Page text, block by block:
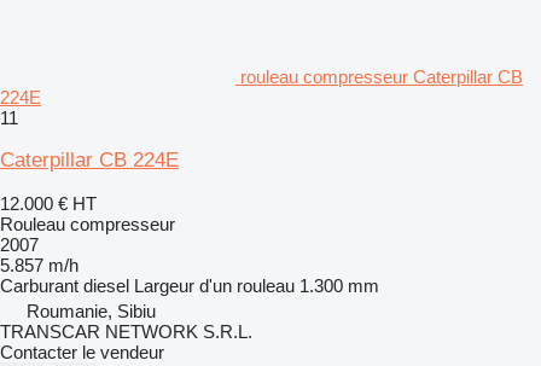
rouleau compresseur Caterpillar CB
224E
11
Caterpillar CB 224E
12.000 € HT
Rouleau compresseur
2007
5.857 m/h
Carburant diesel Largeur d'un rouleau 1.300 mm
Roumanie, Sibiu
TRANSCAR NETWORK S.R.L.
Contacter le vendeur